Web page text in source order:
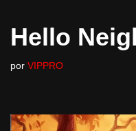
Hello
por VIPPRO